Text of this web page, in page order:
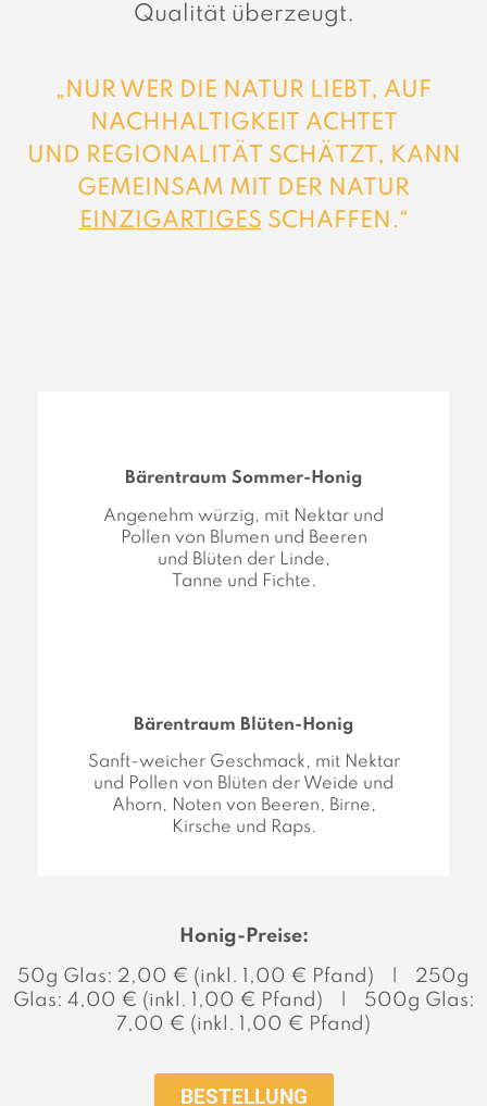
Qualität überzeugt.
„NUR WER DIE NATUR LIEBT, AUF
NACHHALTIGKEIT ACHTET
UND REGIONALITÄT SCHÄTZT, KANN
GEMEINSAM MIT DER NATUR
EINZIGARTIGES SCHAFFEN.“
Bärentraum Sommer-Honig
Angenehm würzig, mit Nektar und
Pollen von Blumen und Beeren
und Blüten der Linde,
Tanne und Fichte.
Bärentraum Blüten-Honig
Sanft-weicher Geschmack, mit Nektar
und Pollen von Blüten der Weide und
Ahorn, Noten von Beeren, Birne,
Kirsche und Raps.
Honig-Preise:
50g Glas: 2,00 € (inkl. 1,00 € Pfand) | 250g
Glas: 4,00 € (inkl. 1,00 € Pfand) | 500g Glas:
7,00 € (inkl. 1,00 € Pfand)
BESTELLUNG